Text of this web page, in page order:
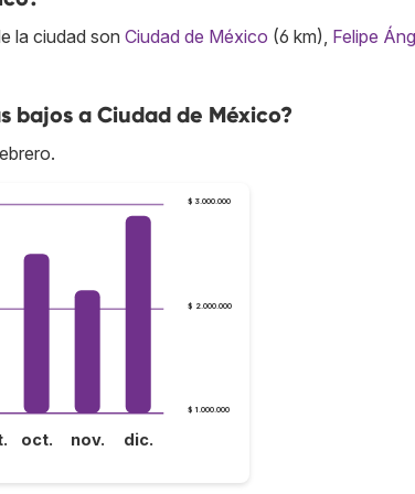
la ciudad son Ciudad de México (6 km), Felipe
bajos a Ciudad de México?
$ 1.000.000
$ 2.000.000
$ 3.000.000
oct. nov. dic.